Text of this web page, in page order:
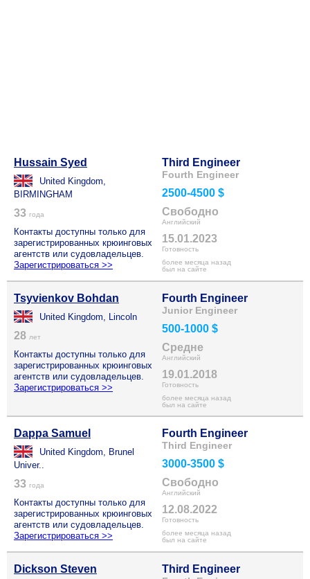
Hussain Syed
United Kingdom,
BIRMINGHAM
33 года
Контакты доступны только для
зарегистрированных крюинговых
агентств или судовладельцев.
Зарегистрироваться >>
Third Engineer
Fourth Engineer
2500-4500 $
Свободно
Английский
15.01.2023
Готовность
более месяца назад
был на сайте
Tsyvienkov Bohdan
United Kingdom, Lincoln
28 лет
Контакты доступны только для
зарегистрированных крюинговых
агентств или судовладельцев.
Зарегистрироваться >>
Fourth Engineer
Junior Engineer
500-1000 $
Средне
Английский
19.01.2018
Готовность
более месяца назад
был на сайте
Dappa Samuel
United Kingdom, Brunel
Univer..
33 года
Контакты доступны только для
зарегистрированных крюинговых
агентств или судовладельцев.
Зарегистрироваться >>
Fourth Engineer
Third Engineer
3000-3500 $
Свободно
Английский
12.08.2022
Готовность
более месяца назад
был на сайте
Dickson Steven Third Engineer